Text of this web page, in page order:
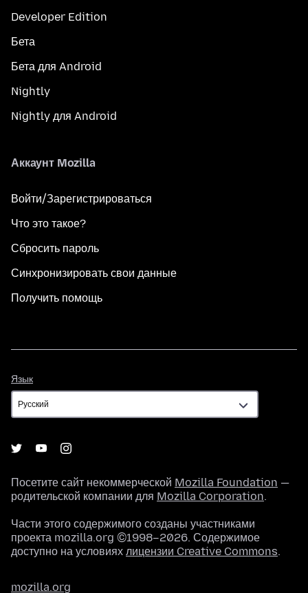
Developer Edition
Бета
Бета для Android
Nightly
Nightly для Android
Аккаунт Mozilla
Войти/Зарегистрироваться
Что это такое?
Сбросить пароль
Синхронизировать свои данные
Получить помощь
Язык
Посетите сайт некоммерческой Mozilla Foundation —
родительской компании для Mozilla Corporation.
Части этого содержимого созданы участниками
проекта mozilla.org ©1998–2026. Содержимое
доступно на условиях лицензии Creative Commons.
mozilla.org